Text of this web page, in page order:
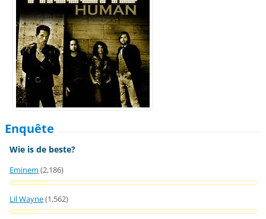
Enquête
Wie is de beste?
Eminem (2,186)
Lil Wayne(1,562)